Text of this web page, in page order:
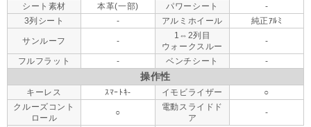
シート素材
本革(一部) パワーシート
-
3列シート
- アルミホイール 純正ｱﾙﾐ
サンルーフ -
1⇔2列目
ウォークスルー
-
フルフラット - ベンチシート -
操作性
キーレス ｽﾏｰﾄｷ- イモビライザー
○
クルーズコント
ロール
○
電動スライドド
ア
-